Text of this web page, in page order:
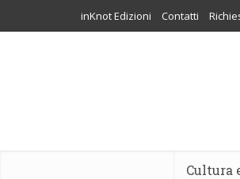
inKnot Edizioni Contatti
Cultura